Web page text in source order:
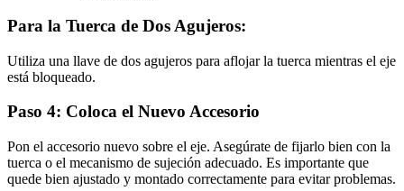
Para la Tuerca de Dos Agujeros:
Utiliza una llave de dos agujeros para aflojar la tuerca mientras el eje
está bloqueado.
Paso 4: Coloca el Nuevo Accesorio
Pon el accesorio nuevo sobre el eje. Asegúrate de fijarlo bien con la
tuerca o el mecanismo de sujeción adecuado. Es importante que
quede bien ajustado y montado correctamente para evitar problemas.